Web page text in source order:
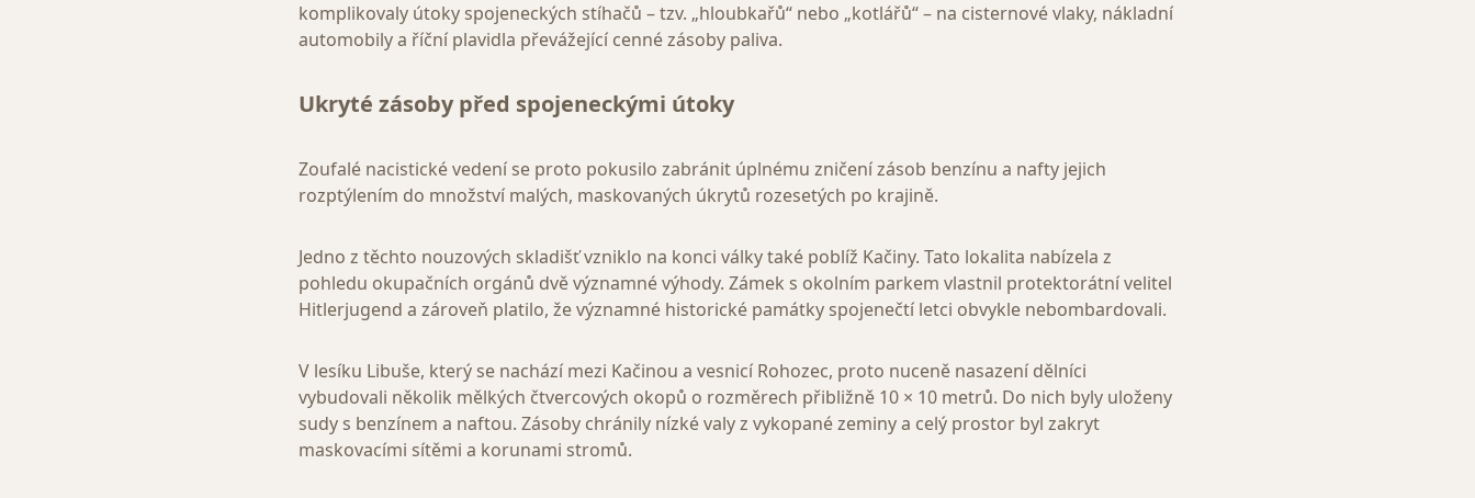
komplikovaly útoky spojeneckých stíhačů – tzv. „hloubkařů“ nebo „kotlářů“ – na cisternové vlaky, nákladní
automobily a říční plavidla převážející cenné zásoby paliva.
Ukryté zásoby před spojeneckými útoky
Zoufalé nacistické vedení se proto pokusilo zabránit úplnému zničení zásob benzínu a nafty jejich
rozptýlením do množství malých, maskovaných úkrytů rozesetých po krajině.
Jedno z těchto nouzových skladišť vzniklo na konci války také poblíž Kačiny. Tato lokalita nabízela z
pohledu okupačních orgánů dvě významné výhody. Zámek s okolním parkem vlastnil protektorátní velitel
Hitlerjugend a zároveň platilo, že významné historické památky spojenečtí letci obvykle nebombardovali.
V lesíku Libuše, který se nachází mezi Kačinou a vesnicí Rohozec, proto nuceně nasazení dělníci
vybudovali několik mělkých čtvercových okopů o rozměrech přibližně 10 × 10 metrů. Do nich byly uloženy
sudy s benzínem a naftou. Zásoby chránily nízké valy z vykopané zeminy a celý prostor byl zakryt
maskovacími sítěmi a korunami stromů.